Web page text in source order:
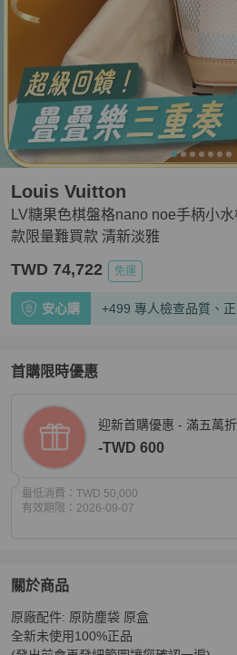
LV糖果色棋盤格nano noe手柄小
款限量難買款 清新淡雅
Louis Vuitton
TWD 74,722 免運
安心購 +499 專人檢查品質、
首購限時優惠
迎新首購優惠 - 滿五萬
-TWD 600
最低消費： TWD 50,000
有效期限： 2026-09-07
關於商品
關於LV糖果色棋盤格nano noe手
原廠配件: 原防塵袋 原盒
全新未使用100%正品